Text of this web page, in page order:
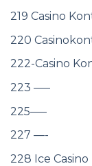
219 Casino
220
222-Casino
223 —–
225—–
227 —-
228 Ice